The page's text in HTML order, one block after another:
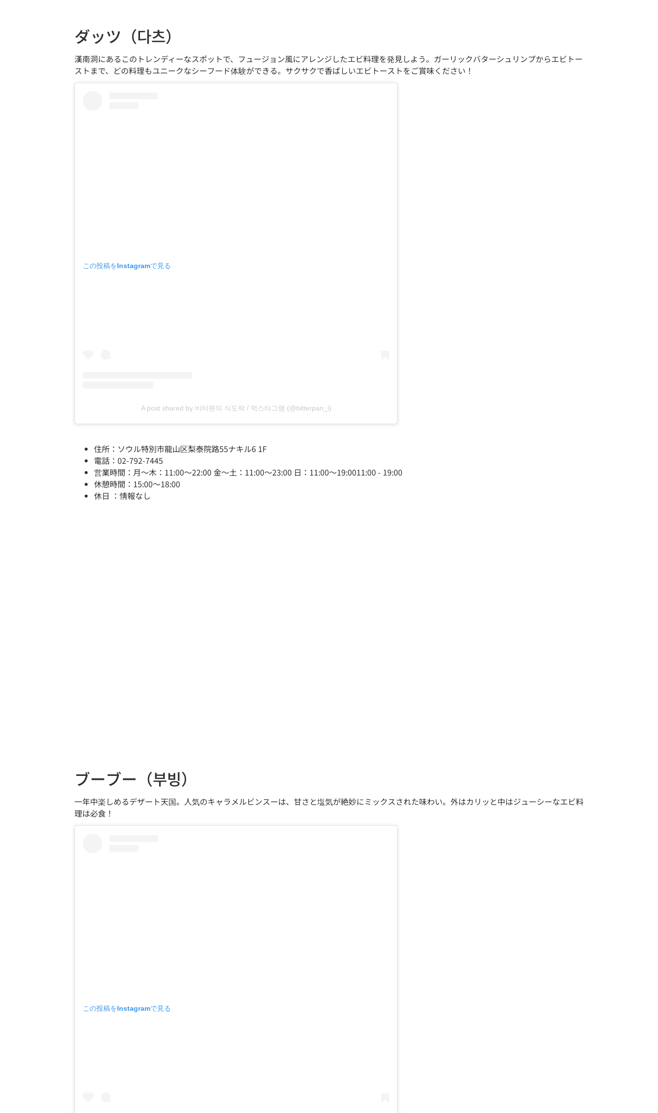
ダッツ（다츠）
漢南洞にあるこのトレンディーなスポットで、フュージョン風にアレンジしたエビ料理を発見しよう。ガーリックバターシュリンプからエビトー
ストまで、どの料理もユニークなシーフード体験ができる。サクサクで香ばしいエビトーストをご賞味ください！
この投稿をInstagramで見る
A post shared by 비터팬의 식도락 / 먹스타그램 (@bitterpan_i)
住所：ソウル特別市龍山区梨泰院路55ナキル6 1F
電話：02-792-7445
営業時間：月～木：11:00～22:00 金～土：11:00～23:00 日：11:00～19:0011:00 - 19:00
休憩時間：15:00～18:00
休日 ：情報なし
ブーブー（부빙）
一年中楽しめるデザート天国。人気のキャラメルビンスーは、甘さと塩気が絶妙にミックスされた味わい。外はカリッと中はジューシーなエビ料
理は必食！
この投稿をInstagramで見る